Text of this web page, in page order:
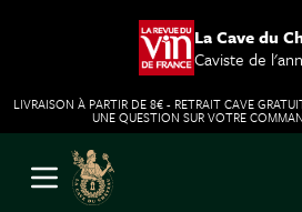
La Cave du
Caviste de
LIVRAISON À PARTIR DE 8€ - RETRAIT CAVE
UNE QUESTION SUR VOTRE
Aller au contenu
Ouvrir le menu